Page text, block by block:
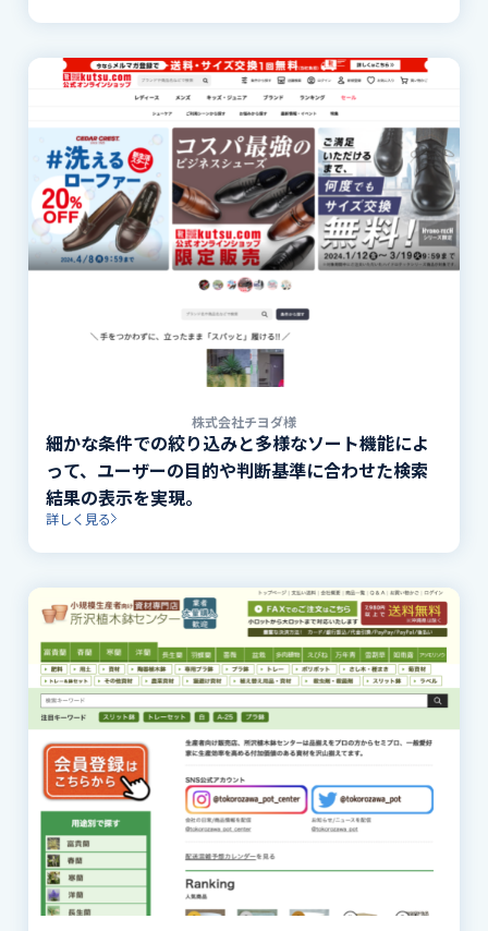
株式会社チヨダ様
細かな条件での絞り込みと多様なソート機能によ
って、ユーザーの目的や判断基準に合わせた検索
結果の表示を実現。
詳しく見る